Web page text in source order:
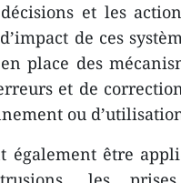
et les
de ces
place des
et de
ou
également être